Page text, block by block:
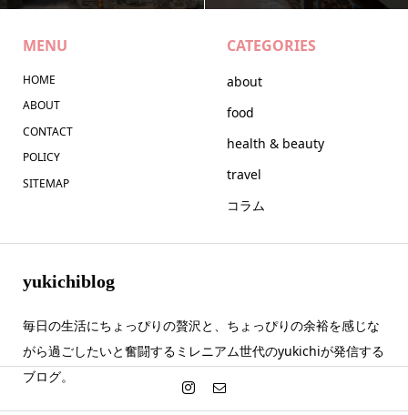
MENU
HOME
ABOUT
CONTACT
POLICY
SITEMAP
CATEGORIES
about
food
health & beauty
travel
コラム
yukichiblog
毎日の生活にちょっぴりの贅沢と、ちょっぴりの余裕を感じな
がら過ごしたいと奮闘するミレニアム世代のyukichiが発信する
ブログ。